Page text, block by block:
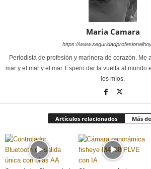
Maria Camara
https://
Periodista de profesión y marinera de corazón. Me
mar y el mar y el mar. Espero dar la vuelta al mundo
los míos.
Artículos relacionados Más